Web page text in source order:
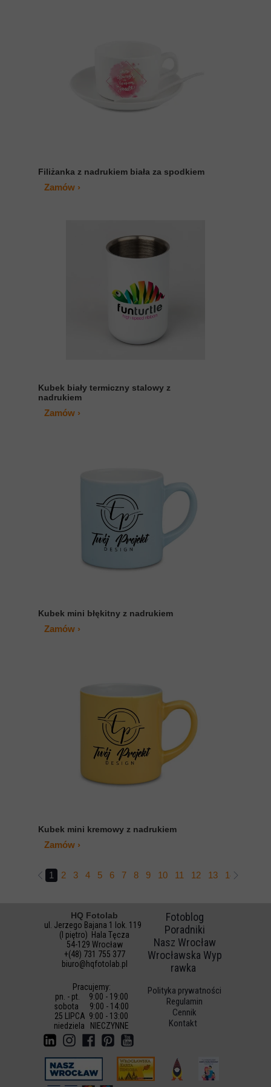
Filiżanka z nadrukiem biała za spodkiem
Zamów ›
Kubek biały termiczny stalowy z
nadrukiem
Zamów ›
Kubek mini błękitny z nadrukiem
Zamów ›
Kubek mini kremowy z nadrukiem
Zamów ›
1 2 3 4 5 6 7 8 9 10 11 12 13 14
HQ Fotolab
ul. Jerzego Bajana 1 lok. 119
(I piętro) Hala Tęcza
54-129 Wrocław
+(48) 731 755 377
biuro@hqfotolab.pl
Pracujemy:
pn. - pt. 9:00 - 19:00
sobota 9:00 - 14:00
25 LIPCA 9:00 - 13:00
niedziela NIECZYNNE
Fotoblog
Poradniki
Nasz Wrocław
Wrocławska Wyp
rawka
Polityka prywatności
Regulamin
Cennik
Kontakt